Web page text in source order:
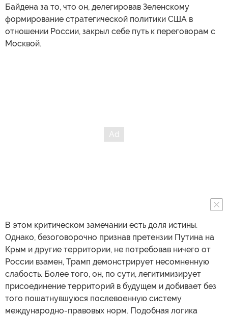
Байдена за то, что он, делегировав Зеленскому
формирование стратегической политики США в
отношении России, закрыл себе путь к переговорам с
Москвой.
В этом критическом замечании есть доля истины.
Однако, безоговорочно признав претензии Путина на
Крым и другие территории, не потребовав ничего от
России взамен, Трамп демонстрирует несомненную
слабость. Более того, он, по сути, легитимизирует
присоединение территорий в будущем и добивает без
того пошатнувшуюся послевоенную систему
международно-правовых норм. Подобная логика